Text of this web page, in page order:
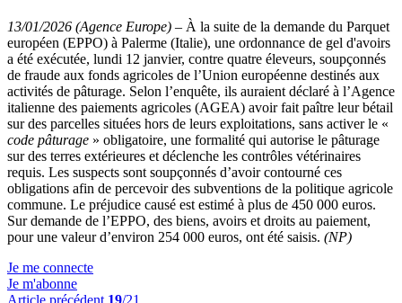
13/01/2026 (Agence Europe) – À la suite de la demande du Parquet
européen (EPPO) à Palerme (Italie), une ordonnance de gel d'avoirs
a été exécutée, lundi 12 janvier, contre quatre éleveurs, soupçonnés
de fraude aux fonds agricoles de l’Union européenne destinés aux
activités de pâturage. Selon l’enquête, ils auraient déclaré à l’Agence
italienne des paiements agricoles (AGEA) avoir fait paître leur bétail
sur des parcelles situées hors de leurs exploitations, sans activer le «
code pâturage » obligatoire, une formalité qui autorise le pâturage
sur des terres extérieures et déclenche les contrôles vétérinaires
requis. Les suspects sont soupçonnés d’avoir contourné ces
obligations afin de percevoir des subventions de la politique agricole
commune. Le préjudice causé est estimé à plus de 450 000 euros.
Sur demande de l’EPPO, des biens, avoirs et droits au paiement,
pour une valeur d’environ 254 000 euros, ont été saisis. (NP)
Je me connecte
Je m'abonne
Article précédent 19/21